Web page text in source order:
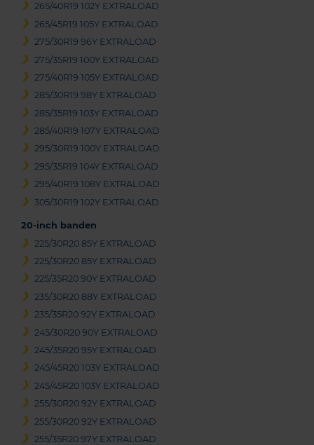
265/40R19 102Y EXTRALOAD
265/45R19 105Y EXTRALOAD
275/30R19 96Y EXTRALOAD
275/35R19 100Y EXTRALOAD
275/40R19 105Y EXTRALOAD
285/30R19 98Y EXTRALOAD
285/35R19 103Y EXTRALOAD
285/40R19 107Y EXTRALOAD
295/30R19 100Y EXTRALOAD
295/35R19 104Y EXTRALOAD
295/40R19 108Y EXTRALOAD
305/30R19 102Y EXTRALOAD
20-inch banden
225/30R20 85Y EXTRALOAD
225/30R20 85Y EXTRALOAD
225/35R20 90Y EXTRALOAD
235/30R20 88Y EXTRALOAD
235/35R20 92Y EXTRALOAD
245/30R20 90Y EXTRALOAD
245/35R20 95Y EXTRALOAD
245/45R20 103Y EXTRALOAD
245/45R20 103Y EXTRALOAD
255/30R20 92Y EXTRALOAD
255/30R20 92Y EXTRALOAD
255/35R20 97Y EXTRALOAD